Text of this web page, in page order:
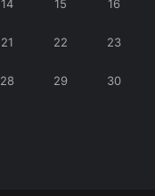
14 15 16
21 22 23
28 29 30